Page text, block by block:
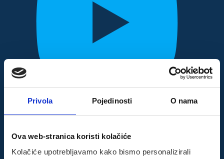
Privola Pojedinosti O nama
Ova web-stranica koristi kolačiće
Kolačiće upotrebljavamo kako bismo personalizirali